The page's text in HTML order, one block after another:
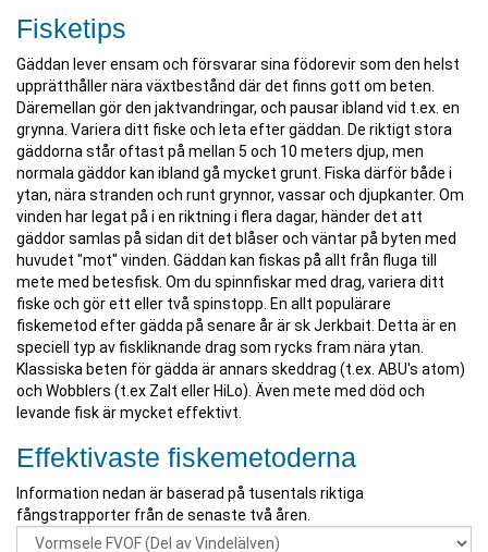
Fisketips
Gäddan lever ensam och försvarar sina födorevir som den helst
upprätthåller nära växtbestånd där det finns gott om beten.
Däremellan gör den jaktvandringar, och pausar ibland vid t.ex. en
grynna. Variera ditt fiske och leta efter gäddan. De riktigt stora
gäddorna står oftast på mellan 5 och 10 meters djup, men
normala gäddor kan ibland gå mycket grunt. Fiska därför både i
ytan, nära stranden och runt grynnor, vassar och djupkanter. Om
vinden har legat på i en riktning i flera dagar, händer det att
gäddor samlas på sidan dit det blåser och väntar på byten med
huvudet "mot" vinden. Gäddan kan fiskas på allt från fluga till
mete med betesfisk. Om du spinnfiskar med drag, variera ditt
fiske och gör ett eller två spinstopp. En allt populärare
fiskemetod efter gädda på senare år är sk Jerkbait. Detta är en
speciell typ av fiskliknande drag som rycks fram nära ytan.
Klassiska beten för gädda är annars skeddrag (t.ex. ABU's atom)
och Wobblers (t.ex Zalt eller HiLo). Även mete med död och
levande fisk är mycket effektivt.
Effektivaste fiskemetoderna
Information nedan är baserad på tusentals riktiga
fångstrapporter från de senaste två åren.